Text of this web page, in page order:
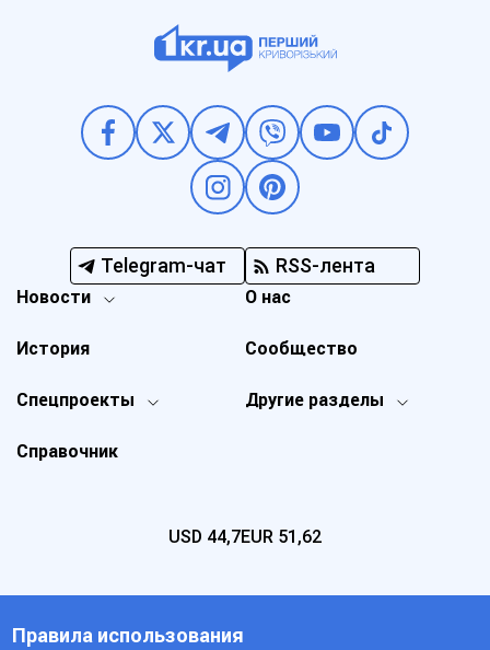
Telegram-чат RSS-лента
Новости
Спецпроекты Другие разделы
История
О нас
Справочник
Сообщество
USD 44,7EUR 51,62
Правила использования